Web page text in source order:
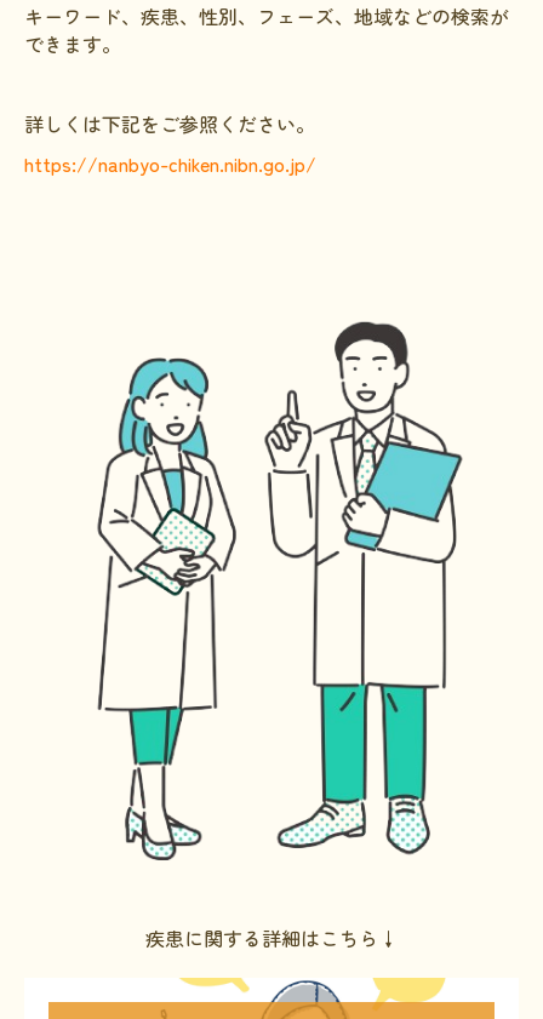
難病の日
HAM研究班
神経免疫班
移行期医療
当サイトについて
会員登録のメリット
お問合せ
難病患者さんの生活と治療に関する実態調査
キーワード、疾患、性別、フェーズ、地域などの検索が
できます。
詳しくは下記をご参照ください。
https://nanbyo-chiken.nibn.go.jp/
疾患に関する詳細はこちら↓